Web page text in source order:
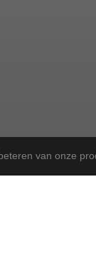
van onze